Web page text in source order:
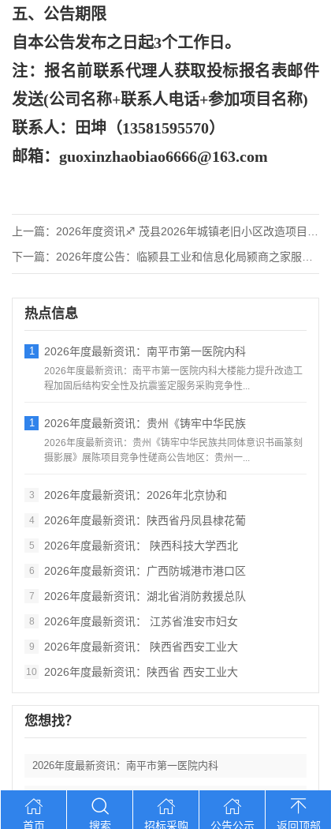
五、公告期限
自本公告发布之日起3个工作日。
注：报名前联系代理人获取投标报名表邮件
发送(公司名称+联系人电话+参加项目名称)
联系人：田坤（13581595570）
邮箱： guoxinzhaobiao6666@163.com
上一篇： 2026年度资讯♐ 茂县2026年城镇老旧小区改造项目监理服
下一篇： 2026年度公告：临颍县工业和信息化局颍商之家服务平台入驻第
热点信息
1 2026年度最新资讯：南平市第一医院内科
2026年度最新资讯：南平市第一医院内科大楼能力提升改造工
程加固后结构安全性及抗震鉴定服务采购竞争性...
1 2026年度最新资讯：贵州《铸牢中华民族
2026年度最新资讯：贵州《铸牢中华民族共同体意识书画篆刻
摄影展》展陈项目竞争性磋商公告地区：贵州一...
3 2026年度最新资讯：2026年北京协和
4 2026年度最新资讯：陕西省丹凤县棣花葡
5 2026年度最新资讯： 陕西科技大学西北
6 2026年度最新资讯：广西防城港市港口区
7 2026年度最新资讯：湖北省消防救援总队
8 2026年度最新资讯： 江苏省淮安市妇女
9 2026年度最新资讯： 陕西省西安工业大
10 2026年度最新资讯：陕西省 西安工业大
您想找？
2026年度最新资讯：南平市第一医院内科
2026年度最新资讯：贵州《铸牢中华民族
首页 搜索 招标采购 公告公示 返回顶部